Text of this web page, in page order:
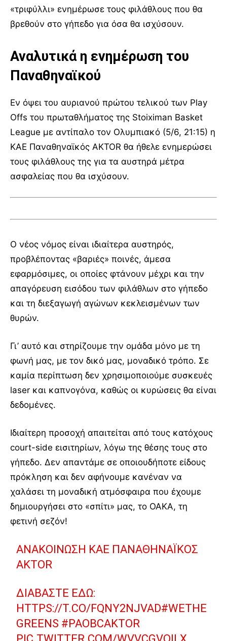
«τριφύλλι» ενημέρωσε τους φιλάθλους που θα
βρεθούν στο γήπεδο για όσα θα ισχύσουν.
Αναλυτικά η ενημέρωση του
Παναθηναϊκού
Εν όψει του αυριανού πρώτου τελικού των Play
Offs του πρωταθλήματος της Stoiximan Basket
League με αντίπαλο τον Ολυμπιακό (5/6, 21:15) η
ΚΑΕ Παναθηναϊκός AKTOR θα ήθελε ενημερώσει
τους φιλάθλους της για τα αυστηρά μέτρα
ασφαλείας που θα ισχύσουν.
O νέος νόμος είναι ιδιαίτερα αυστηρός,
προβλέποντας «βαριές» ποινές, άμεσα
εφαρμόσιμες, οι οποίες φτάνουν μέχρι και την
απαγόρευση εισόδου των φιλάθλων στο γήπεδο
και τη διεξαγωγή αγώνων κεκλεισμένων των
θυρών.
Γι’ αυτό και στηρίζουμε την ομάδα μόνο με τη
φωνή μας, με τον δικό μας, μοναδικό τρόπο. Σε
καμία περίπτωση δεν χρησιμοποιούμε συσκευές
laser και καπνογόνα, καθώς οι κυρώσεις θα είναι
δεδομένες.
Ιδιαίτερη προσοχή απαιτείται από τους κατόχους
court-side εισιτηρίων, λόγω της θέσης τους στο
γήπεδο. Δεν απαντάμε σε οποιουδήποτε είδους
πρόκληση και δεν αφήνουμε κανέναν να
χαλάσει τη μοναδική ατμόσφαιρα που έχουμε
δημιουργήσει στο «σπίτι» μας, το ΟΑΚΑ, τη
φετινή σεζόν!
ΑΝΑΚΟΊΝΩΣΗ ΚΑΕ ΠΑΝΑΘΗΝΑΪΚΌΣ
AKTOR
ΔΙΑΒΆΣΤΕ ΕΔΏ:
HTTPS://T.CO/FQNY2NJVAD#WETHE
GREENS #PAOBCAKTOR
PIC.TWITTER.COM/WVVCGVOILX